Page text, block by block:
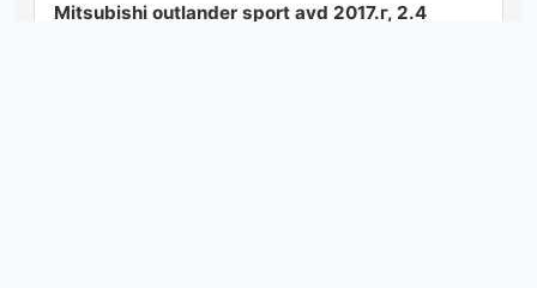
Mitsubishi outlаndеr sрort avd 2017.г, 2.4